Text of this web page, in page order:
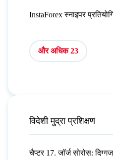
InstaForex स्नाइपर
और अधिक 23
विदेशी मुद्रा प्रशिक्षण
चैप्टर 17. जॉर्ज सोरोस: